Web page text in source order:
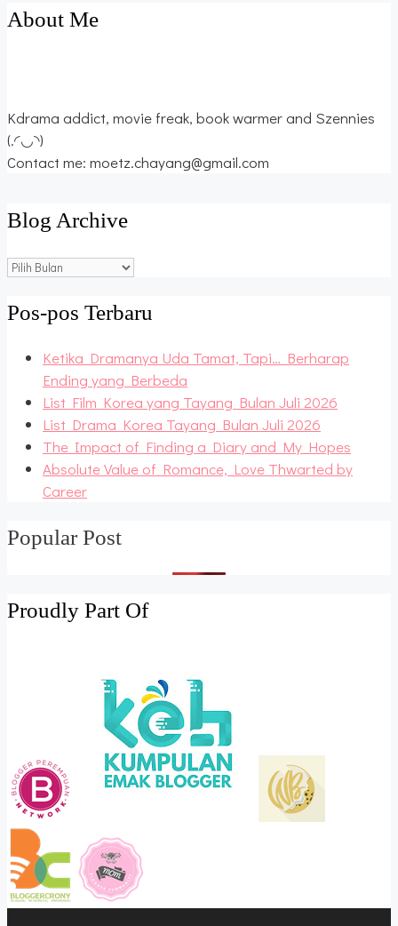
About Me
Kdrama addict, movie freak, book warmer and Szennies
(.◜◡◝)
Contact me: moetz.chayang@gmail.com
Blog Archive
Blog
Pos-pos Terbaru
Ketika Dramanya Uda Tamat, Tapi… Berharap
Ending yang Berbeda
List Film Korea yang Tayang Bulan Juli 2026
List Drama Korea Tayang Bulan Juli 2026
The Impact of Finding a Diary and My Hopes
Absolute Value of Romance, Love Thwarted by
Career
Popular Post
Proudly Part Of